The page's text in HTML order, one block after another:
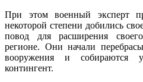
При этом военный эксперт
некоторой степени добились
повод для расширения
регионе. Они начали
вооружения и собираются
контингент.